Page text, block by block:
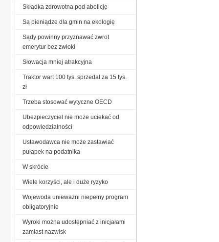
Składka zdrowotna pod abolicję
Są pieniądze dla gmin na ekologię
Sądy powinny przyznawać zwrot
emerytur bez zwłoki
Słowacja mniej atrakcyjna
Traktor wart 100 tys. sprzedał za 15 tys.
zł
Trzeba stosować wytyczne OECD
Ubezpieczyciel nie może uciekać od
odpowiedzialności
Ustawodawca nie może zastawiać
pułapek na podatnika
W skrócie
Wiele korzyści, ale i duże ryzyko
Wojewoda unieważni niepełny program
obligatoryjnie
Wyroki można udostępniać z inicjałami
zamiast nazwisk